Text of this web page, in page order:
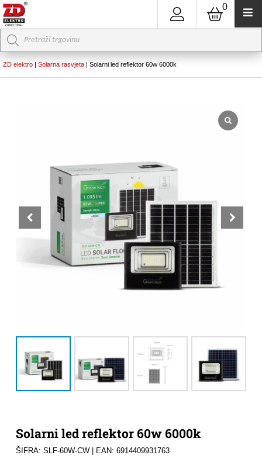
0
Products
search
ZD elektro | Solarna rasvjeta | Solarni led reflektor 60w 6000k
Solarni led reflektor 60w 6000k
ŠIFRA: SLF-60W-CW| EAN: 6914409931763